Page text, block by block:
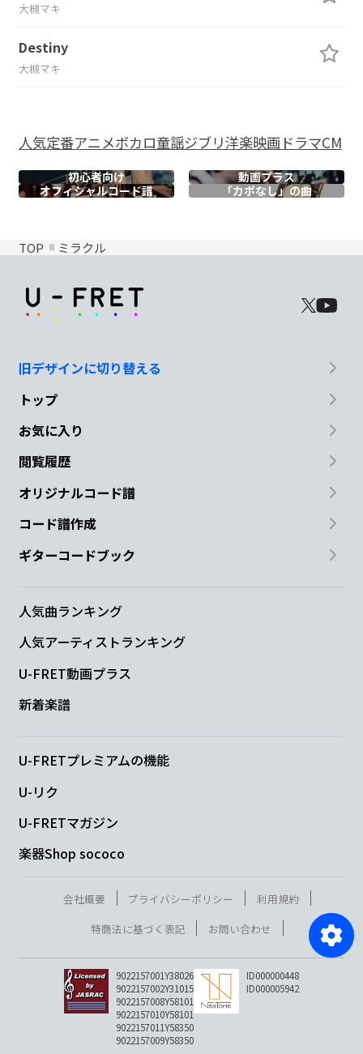
大槻マキ
Destiny
大槻マキ
人気定番アニメボカロ童謡ジブリ洋楽映画ドラマCM
初心者向け
動画プラス
オフィシャルコード譜 「カポなし」の曲
TOP ミラクル
旧デザインに切り替える
トップ
お気に入り
閲覧履歴
オリジナルコード譜
コード譜作成
ギターコードブック
人気曲ランキング
人気アーティストランキング
U-FRET動画プラス
新着楽譜
U-FRETプレミアムの機能
U-リク
U-FRETマガジン
楽器Shop sococo
会社概要 プライバシーポリシー
利用規約
特商法に基づく表記
お問い合わせ
9022157001Y38026
9022157002Y31015
9022157008Y58101
9022157010Y58101
9022157011Y58350
9022157009Y58350
ID000000448
ID000005942